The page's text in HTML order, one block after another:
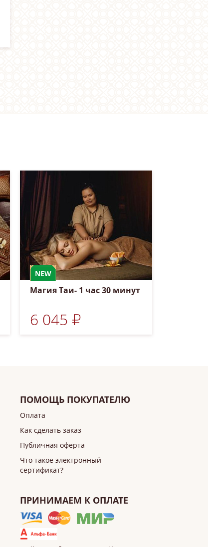
NEW
Магия Таи- 1 час 30 минут
6 045 ₽
ПОМОЩЬ ПОКУПАТЕЛЮ
Оплата
Как сделать заказ
Публичная оферта
Что такое электронный
сертификат?
ПРИНИМАЕМ К ОПЛАТЕ